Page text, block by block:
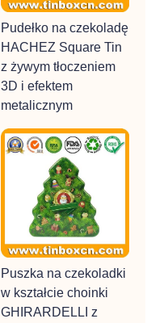
Pudełko na czekoladę
HACHEZ Square Tin
z żywym tłoczeniem
3D i efektem
metalicznym
Puszka na czekoladki
w kształcie choinki
GHIRARDELLI z